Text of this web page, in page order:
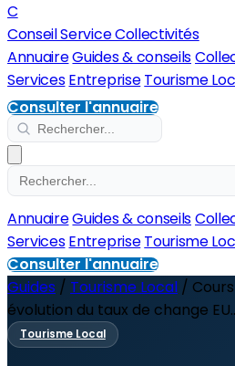
C
Conseil Service Collectivités
AnnuaireGuides & conseils
ServicesEntreprise Tourisme
Consulter l'annuaire
AnnuaireGuides & conseils
ServicesEntreprise Tourisme
Consulter l'annuaire
Guides / Tourisme Local /
évolution du taux de change
Tourisme Local